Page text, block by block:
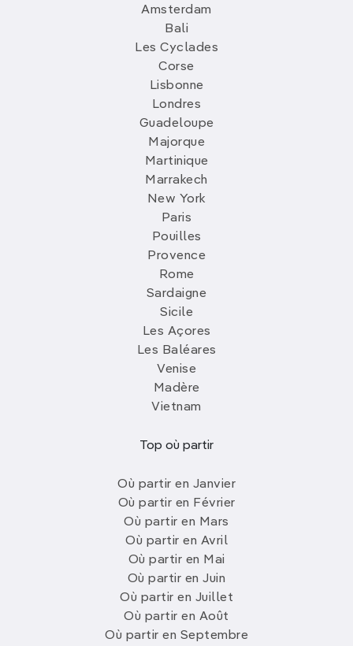
Amsterdam
Bali
Les Cyclades
Corse
Lisbonne
Londres
Guadeloupe
Majorque
Martinique
Marrakech
New York
Paris
Pouilles
Provence
Rome
Sardaigne
Sicile
Les Açores
Les Baléares
Venise
Madère
Vietnam
Top où partir
Où partir en Janvier
Où partir en Février
Où partir en Mars
Où partir en Avril
Où partir en Mai
Où partir en Juin
Où partir en Juillet
Où partir en Août
Où partir en Septembre